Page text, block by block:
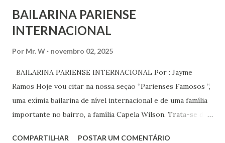
BAILARINA PARIENSE
INTERNACIONAL
Por Mr. W novembro 02, 2025
BAILARINA PARIENSE INTERNACIONAL Por : Jayme
Ramos Hoje vou citar na nossa seção “Parienses Famosos “,
uma exímia bailarina de nível internacional e de uma família
importante no bairro, a família Capela Wilson. Trata-se da
COMPARTILHAR
POSTAR UM COMENTÁRIO